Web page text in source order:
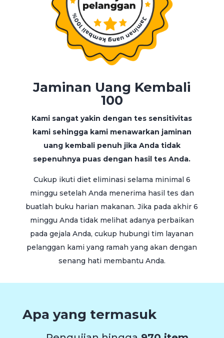
Jaminan Uang Kembali
100
Kami sangat yakin dengan tes sensitivitas
kami sehingga kami menawarkan jaminan
uang kembali penuh jika Anda tidak
sepenuhnya puas dengan hasil tes Anda.
Cukup ikuti diet eliminasi selama minimal 6
minggu setelah Anda menerima hasil tes dan
buatlah buku harian makanan. Jika pada akhir 6
minggu Anda tidak melihat adanya perbaikan
pada gejala Anda, cukup hubungi tim layanan
pelanggan kami yang ramah yang akan dengan
senang hati membantu Anda.
Apa yang termasuk